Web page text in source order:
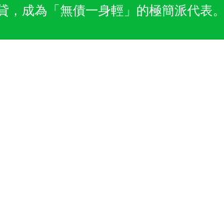
，成為「無債一身輕」的極簡派代表。